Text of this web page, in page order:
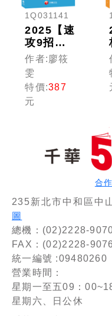
1Q031141
2025【速
攻9招國
綜+國寫
全攻略】
超速效!
9招心法
快速提升
學堂／升
大學測）
作者:廖筱
雯
特價:387
元
合
235新北市中和區中
圖
總機：(02)2228-
FAX：(02)2228-9076
統一編號 :09480260
營業時間：
星期一至五09：
星期六、日公休